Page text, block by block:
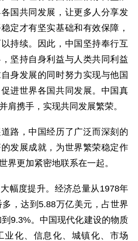
国共同发展，让更多人分享发
定才有坚实基础和有效保障，
持续。因此，中国坚持奉行互
坚持自身利益与人类共同利益
身发展的同时努力实现与他国
进世界各国共同发展。中国真
肩携手，实现共同发展繁荣。
，中国经历了广泛而深刻的
发展成就，为世界繁荣稳定作
界更加紧密地联系在一起。
度提升。经济总量从1978年
，达到5.88万亿美元，占世界
9.3%。中国现代化建设的物质
业化、信息化、城镇化、市场